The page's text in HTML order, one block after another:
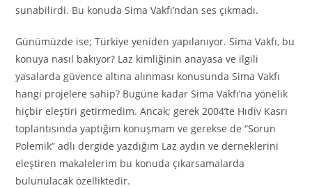
sunabilirdi. Bu konuda Sima Vakfı’ndan ses çıkmadı.
Günümüzde ise; Türkiye yeniden yapılanıyor. Sima Vakfı, bu
konuya nasıl bakıyor? Laz kimliğinin anayasa ve ilgili
yasalarda güvence altına alınması konusunda Sima Vakfı
hangi projelere sahip? Bugüne kadar Sima Vakfı’na yönelik
hiçbir eleştiri getirmedim. Ancak; gerek 2004’te Hıdiv Kasrı
toplantısında yaptığım konuşmam ve gerekse de “Sorun
Polemik” adlı dergide yazdığım Laz aydın ve derneklerini
eleştiren makalelerim bu konuda çıkarsamalarda
bulunulacak özelliktedir.